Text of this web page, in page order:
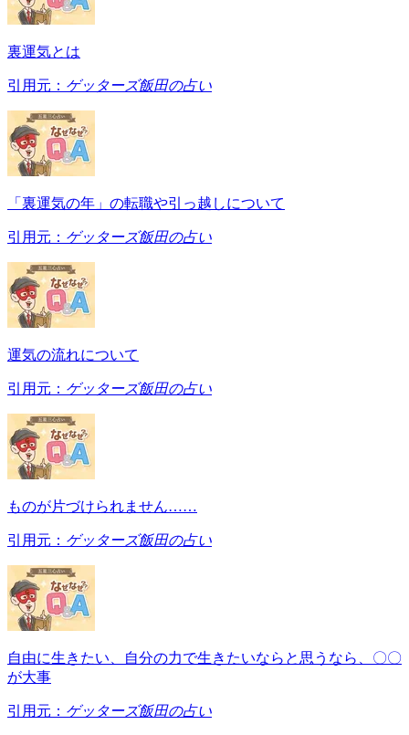
裏運気とは
引用元： ゲッターズ飯田の占い
「裏運気の年」の転職や引っ越しについて
引用元： ゲッターズ飯田の占い
運気の流れについて
引用元： ゲッターズ飯田の占い
ものが片づけられません……
引用元： ゲッターズ飯田の占い
自由に生きたい、自分の力で生きたいならと思うなら、〇〇
が大事
引用元： ゲッターズ飯田の占い